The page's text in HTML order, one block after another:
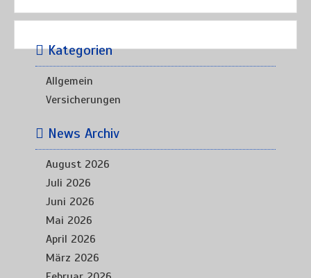
Kategorien
Allgemein
Versicherungen
News Archiv
August 2026
Juli 2026
Juni 2026
Mai 2026
April 2026
März 2026